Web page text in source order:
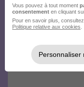
Vous pouvez à tout moment
consentement en cliquant
Pour en savoir plus,
Politique relative aux cookies
Personnaliser